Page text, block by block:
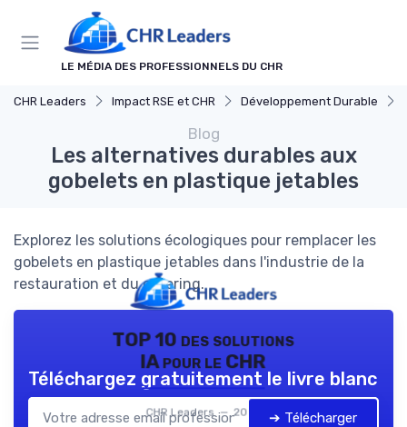
LE MÉDIA DES PROFESSIONNELS DU CHR
CHR Leaders Impact RSE et CHR Développement Durable
Blog
Les alternatives durables aux
gobelets en plastique jetables
Explorez les solutions écologiques pour remplacer les
gobelets en plastique jetables dans l'industrie de la
restauration et du catering.
TOP 10 des solutions
IA pour le CHR
CHR Leaders — 2026
Téléchargez gratuitement le livre blanc
➔ Télécharger
Panneau de gestion des cookies